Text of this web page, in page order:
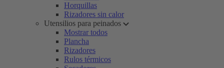
Horquillas
Rizadores sin calor
Utensilios para peinados
Mostrar todos
Plancha
Rizadores
Rulos térmicos